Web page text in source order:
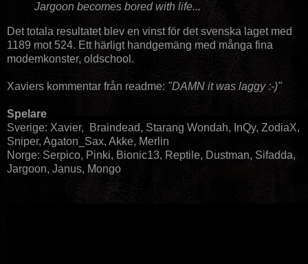
Jargoon becomes bored with life...
Det totala resultatet blev en vinst för det svenska laget med
1189 mot 524. Ett härligt handgemäng med många fina
modemkonster, oldschool.
Xaviers kommentar från readme: "DAMN it was laggy :-)"
Spelare
Sverige: Xavier, Braindead, Starang Wondah, InQy, ZodiaX,
Sniper, Agaton_Sax, Akke, Merlin
Norge: Serpico, Pinki, Bionic13, Reptile, Dustman, Sifadda,
Jargoon, Janus, Mongo